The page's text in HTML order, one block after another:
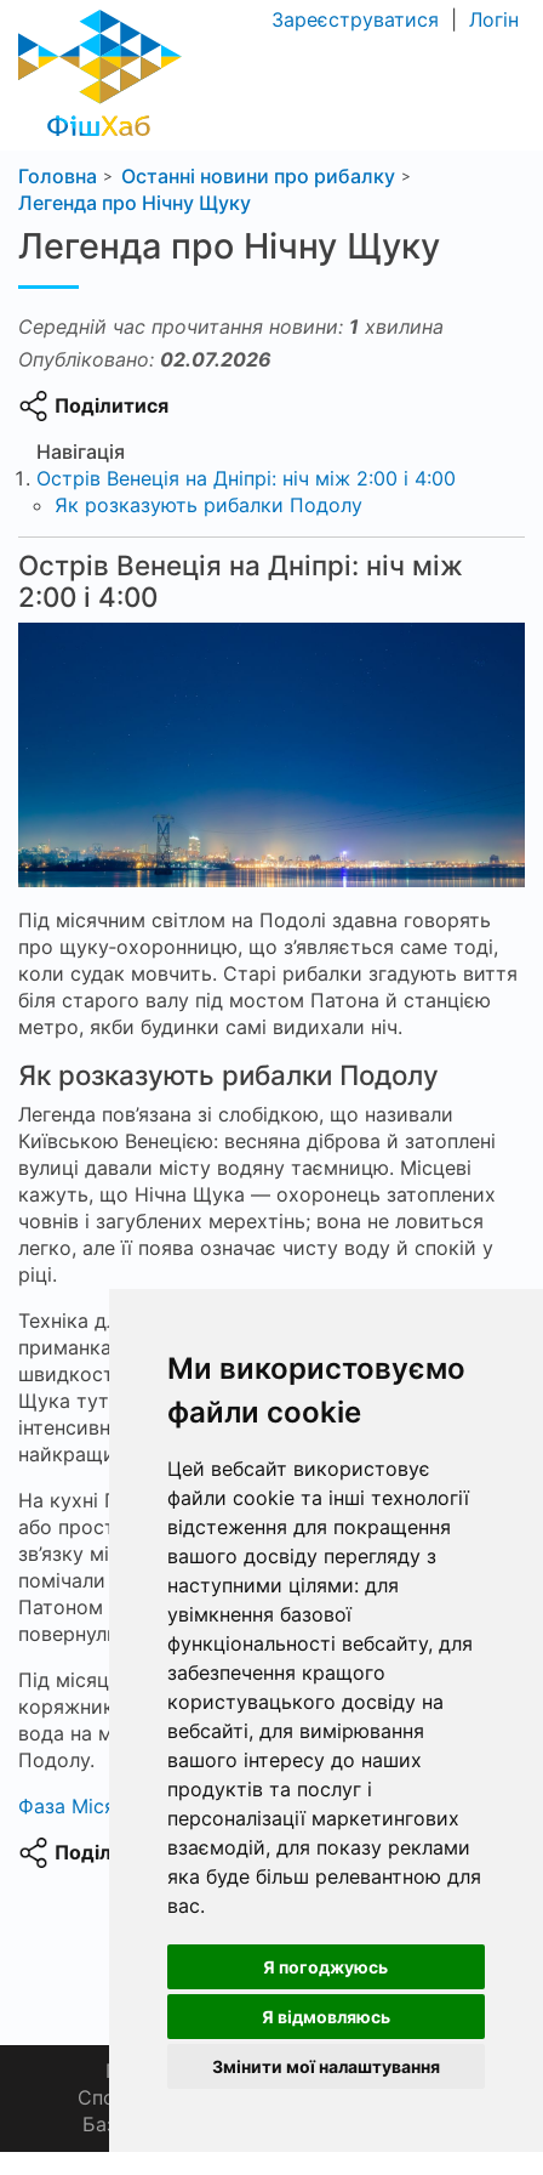
Ми використовуємо
файли cookie
Цей вебсайт використовує
файли cookie та інші технології
відстеження для покращення
вашого досвіду перегляду з
наступними цілями: для
увімкнення базової
функціональності вебсайту, для
забезпечення кращого
користувацького досвіду на
вебсайті, для вимірювання
вашого інтересу до наших
продуктів та послуг і
персоналізації маркетингових
взаємодій, для показу реклами
яка буде більш релевантною для
вас.
Я погоджуюсь
Я відмовляюсь
Змінити мої налаштування
Зареєструватися Логін
Головна
Останні новини про рибалку
Легенда про Нічну Щуку
Легенда про Нічну Щуку
Середній час прочитання новини: 1 хвилина
Опубліковано: 02.07.2026
Поділитися
Навігація
Острів Венеція на Дніпрі: ніч між 2:00 і 4:00
Як розказують рибалки Подолу
Острів Венеція на Дніпрі: ніч між
2:00 і 4:00
Під місячним світлом на Подолі здавна говорять
про щуку‑охоронницю, що з’являється саме тоді,
коли судак мовчить. Старі рибалки згадують виття
біля старого валу під мостом Патона й станцією
метро, якби будинки самі видихали ніч.
Як розказують рибалки Подолу
Легенда пов’язана зі слобідкою, що називали
Київською Венецією: весняна діброва й затоплені
вулиці давали місту водяну таємницю. Місцеві
кажуть, що Нічна Щука — охоронець затоплених
човнів і загублених мерехтінь; вона не ловиться
легко, але її поява означає чисту воду й спокій у
ріці.
Техніка для тих, хто слухав розповіді:
приманка «голем з гачком 8», протяжка на третій
швидкості, пошук біля коряжників на глибині 3–8 м.
Щука тут справжня: до 140 см і до 15 кг, сезон
інтенсивного ходу — від березня до листопада, та
найкращий час ночі — між двома і чотирма.
На кухні Подолу щуку шанують: вареники зі щукою
або проста смажена кружальцями риба — частина
зв’язку між легендою і реальністю. Містяни також
помічали короткі світлові спалахи над Дніпром між
Патоном і Метро — кажуть, то вогні душ, що не
повернулися.
Під місяцем Нічна Щука пропливає між
коряжниками біля старого валу, судак мовчить, і
вода на мить дає привід згадати давні історії
Подолу.
Фаза Місяця сьогодні
Поділитися
Головна Про нас
Магазин 🛒
Спортивна рибалка 🏆
База знань 📚